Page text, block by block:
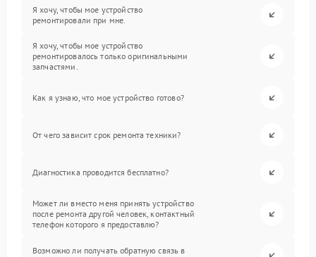
Я хочу, чтобы мое устройство
ремонтировали при мне.
Я хочу, чтобы мое устройство
ремонтировалось только оригинальными
запчастями.
Как я узнаю, что мое устройство готово?
От чего зависит срок ремонта техники?
Диагностика проводится бесплатно?
Может ли вместо меня принять устройство
после ремонта другой человек, контактный
телефон которого я предоставлю?
Возможно ли получать обратную связь в